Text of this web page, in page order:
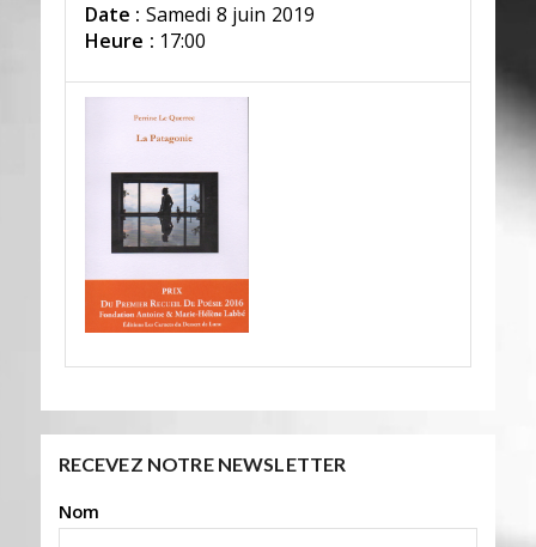
Date : Samedi 8 juin 2019
Heure : 17:00
RECEVEZ NOTRE NEWSLETTER
Nom